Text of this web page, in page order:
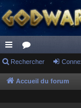
ac
co
or
u
Rechercher
Accueil du forum